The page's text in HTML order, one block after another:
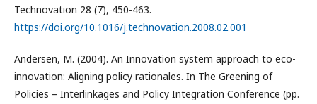
Technovation 28 (7), 450-463.
https://doi.org/10.1016/j.technovation.2008.02.001
Andersen, M. (2004). An Innovation system approach to eco-
innovation: Aligning policy rationales. In The Greening of
Policies – Interlinkages and Policy Integration Conference (pp.